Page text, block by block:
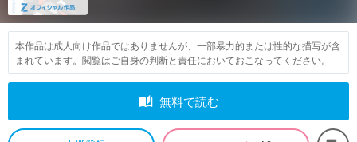
本作品は成人向け作品ではありませんが、一部暴力的または性的な描写が含
まれています。閲覧はご自身の判断と責任においておこなってください。
auto_stories 無料で読む